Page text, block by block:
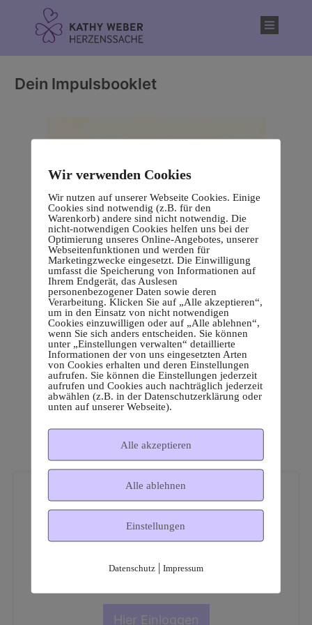
Dein Impulsbooklet
Dies ist ein geschützter
Mitgliederbereich!
Hier Einloggen
Wir verwenden Cookies
Wir nutzen auf unserer Webseite Cookies. Einige
Cookies sind notwendig (z.B. für den
Warenkorb) andere sind nicht notwendig. Die
nicht-notwendigen Cookies helfen uns bei der
Optimierung unseres Online-Angebotes, unserer
Webseitenfunktionen und werden für
Marketingzwecke eingesetzt. Die Einwilligung
umfasst die Speicherung von Informationen auf
Ihrem Endgerät, das Auslesen
personenbezogener Daten sowie deren
Verarbeitung. Klicken Sie auf „Alle akzeptieren“,
um in den Einsatz von nicht notwendigen
Cookies einzuwilligen oder auf „Alle ablehnen“,
wenn Sie sich anders entscheiden. Sie können
unter „Einstellungen verwalten“ detaillierte
Informationen der von uns eingesetzten Arten
von Cookies erhalten und deren Einstellungen
aufrufen. Sie können die Einstellungen jederzeit
aufrufen und Cookies auch nachträglich jederzeit
abwählen (z.B. in der Datenschutzerklärung oder
unten auf unserer Webseite).
Alle akzeptieren
Alle ablehnen
Einstellungen
Datenschutz| Impressum